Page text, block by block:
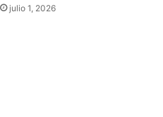
julio 1, 2026